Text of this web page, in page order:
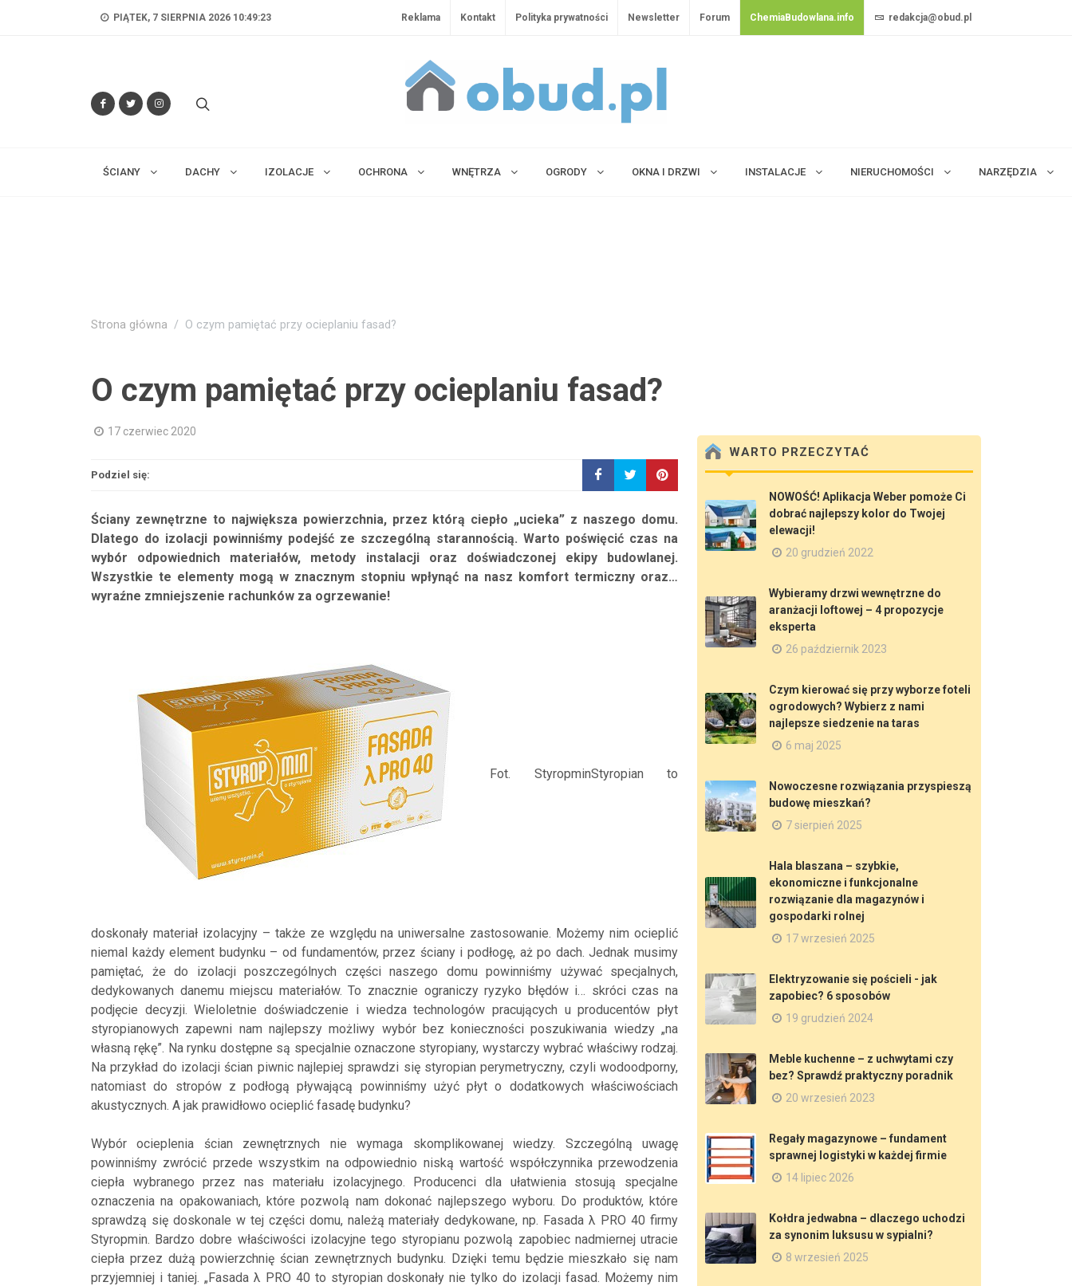
PIĄTEK, 7 SIERPNIA 2026 10:49:24 Reklama Kontakt Polityka prywatności Newsletter Forum ChemiaBudowlana.info redakcja@obud.pl
ŚCIANY DACHY IZOLACJE OCHRONA WNĘTRZA OGRODY OKNA I DRZWI INSTALACJE NIERUCHOMOŚCI NARZĘDZIA
Strona główna O czym pamiętać przy ocieplaniu fasad?
O czym pamiętać przy ocieplaniu fasad?
17 czerwiec 2020
Podziel się:
Ściany zewnętrzne to największa powierzchnia, przez którą ciepło „ucieka” z naszego domu.
Dlatego do izolacji powinniśmy podejść ze szczególną starannością. Warto poświęcić czas na
wybór odpowiednich materiałów, metody instalacji oraz doświadczonej ekipy budowlanej.
Wszystkie te elementy mogą w znacznym stopniu wpłynąć na nasz komfort termiczny oraz…
wyraźne zmniejszenie rachunków za ogrzewanie!
Fot. StyropminStyropian to
doskonały materiał izolacyjny – także ze względu na uniwersalne zastosowanie. Możemy nim ocieplić
niemal każdy element budynku – od fundamentów, przez ściany i podłogę, aż po dach. Jednak musimy
pamiętać, że do izolacji poszczególnych części naszego domu powinniśmy używać specjalnych,
dedykowanych danemu miejscu materiałów. To znacznie ograniczy ryzyko błędów i… skróci czas na
podjęcie decyzji. Wieloletnie doświadczenie i wiedza technologów pracujących u producentów płyt
styropianowych zapewni nam najlepszy możliwy wybór bez konieczności poszukiwania wiedzy „na
własną rękę”. Na rynku dostępne są specjalnie oznaczone styropiany, wystarczy wybrać właściwy rodzaj.
Na przykład do izolacji ścian piwnic najlepiej sprawdzi się styropian perymetryczny, czyli wodoodporny,
natomiast do stropów z podłogą pływającą powinniśmy użyć płyt o dodatkowych właściwościach
akustycznych. A jak prawidłowo ocieplić fasadę budynku?
Wybór ocieplenia ścian zewnętrznych nie wymaga skomplikowanej wiedzy. Szczególną uwagę
powinniśmy zwrócić przede wszystkim na odpowiednio niską wartość współczynnika przewodzenia
ciepła wybranego przez nas materiału izolacyjnego. Producenci dla ułatwienia stosują specjalne
oznaczenia na opakowaniach, które pozwolą nam dokonać najlepszego wyboru. Do produktów, które
sprawdzą się doskonale w tej części domu, należą materiały dedykowane, np. Fasada λ PRO 40 firmy
Styropmin. Bardzo dobre właściwości izolacyjne tego styropianu pozwolą zapobiec nadmiernej utracie
ciepła przez dużą powierzchnię ścian zewnętrznych budynku. Dzięki temu będzie mieszkało się nam
przyjemniej i taniej. „Fasada λ PRO 40 to styropian doskonały nie tylko do izolacji fasad. Możemy nim
WARTO PRZECZYTAĆ
NOWOŚĆ! Aplikacja Weber pomoże Ci
dobrać najlepszy kolor do Twojej
elewacji!
20 grudzień 2022
Wybieramy drzwi wewnętrzne do
aranżacji loftowej – 4 propozycje
eksperta
26 październik 2023
Czym kierować się przy wyborze foteli
ogrodowych? Wybierz z nami
najlepsze siedzenie na taras
6 maj 2025
Nowoczesne rozwiązania przyspieszą
budowę mieszkań?
7 sierpień 2025
Hala blaszana – szybkie,
ekonomiczne i funkcjonalne
rozwiązanie dla magazynów i
gospodarki rolnej
17 wrzesień 2025
Elektryzowanie się pościeli - jak
zapobiec? 6 sposobów
19 grudzień 2024
Meble kuchenne – z uchwytami czy
bez? Sprawdź praktyczny poradnik
20 wrzesień 2023
Regały magazynowe – fundament
sprawnej logistyki w każdej firmie
14 lipiec 2026
Kołdra jedwabna – dlaczego uchodzi
za synonim luksusu w sypialni?
8 wrzesień 2025